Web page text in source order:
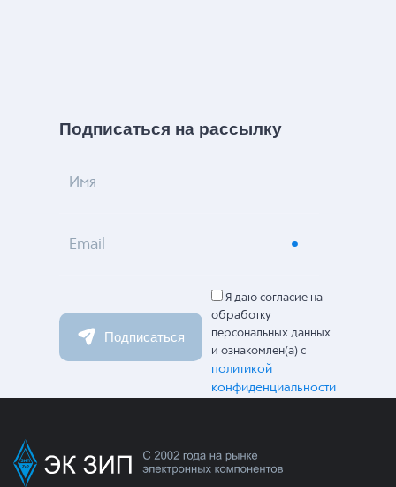
Подписаться на рассылку
Имя
Email
Подписаться
Я даю согласие на
обработку
персональных данных
и ознакомлен(а) с
политикой
конфиденциальности